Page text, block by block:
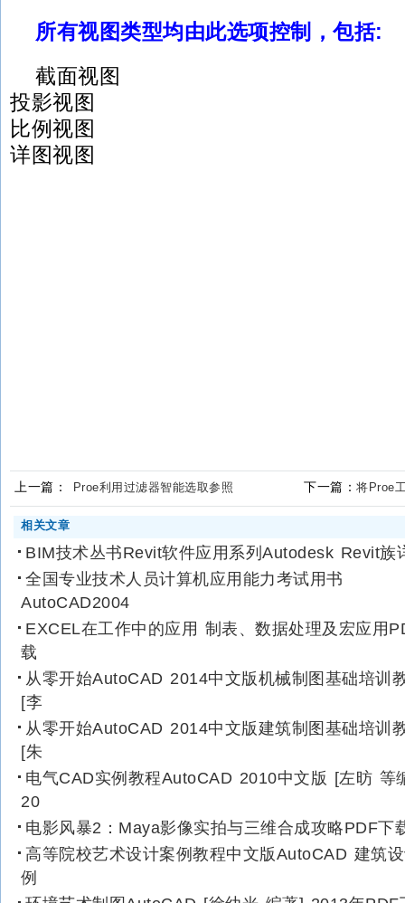
所有视图类型均由此选项控制，包括:
截面视图
投影视图
比例视图
详图视图
上一篇： Proe利用过滤器智能选取参照 下一篇： 将Proe
相关文章
BIM技术丛书Revit软件应用系列Autodesk Revit族
全国专业技术人员计算机应用能力考试用书
AutoCAD2004
EXCEL在工作中的应用 制表、数据处理及宏应用
载
从零开始AutoCAD 2014中文版机械制图基础培训
[李
从零开始AutoCAD 2014中文版建筑制图基础培训
[朱
电气CAD实例教程AutoCAD 2010中文版 [左昉 等
20
电影风暴2：Maya影像实拍与三维合成攻略PDF下
高等院校艺术设计案例教程中文版AutoCAD 建筑
例